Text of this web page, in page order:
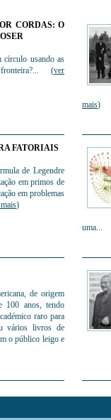
CORDAS: O
círculo usando as
fronteira?... (ver
mais)
FATORIAIS
de Legendre
em primos de
em problemas
)
uma...
de origem
100 anos, tendo
raro para
vários livros de
o público leigo e